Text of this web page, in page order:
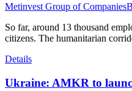
Metinvest Group of Companies
So far, around 13 thousand
citizens. The humanitarian
Details
Ukraine: AMKR to